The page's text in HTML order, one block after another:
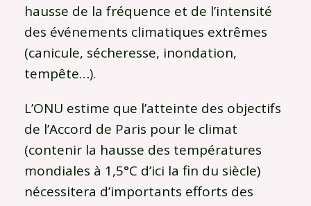
hausse de la fréquence et de l’intensité
des événements climatiques extrêmes
(canicule, sécheresse, inondation,
tempête…).
L’ONU estime que l’atteinte des objectifs
de l’Accord de Paris pour le climat
(contenir la hausse des températures
mondiales à 1,5°C d’ici la fin du siècle)
nécessitera d’importants efforts des